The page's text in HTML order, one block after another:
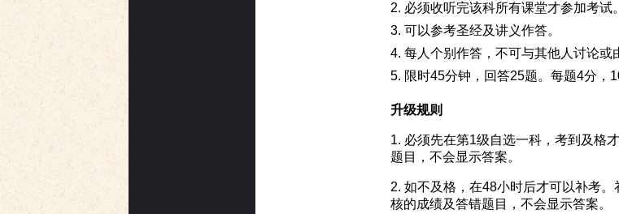
2. 必须收听完该科所有课堂才参加考试。
3. 可以参考圣经及讲义作答。
4. 每人个别作答，不可与其他人讨论或
5. 限时45分钟，回答25题。每题4分，
升级规则
1. 必须先在第1级自选一科，考到及格
题目，不会显示答案。
2. 如不及格，在48小时后才可以补考
核的成绩及答错题目，不会显示答案。